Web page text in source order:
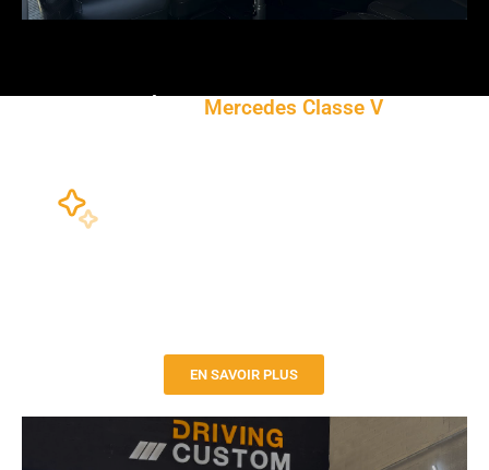
Mercedes Classe V
EN SAVOIR PLUS